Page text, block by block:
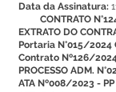
Data da Assinatura:
CONTRATO
EXTRATO DO
Portaria N°015/
Contrato Nº126/
PROCESSO ADM.
ATA Nº008/2023 -